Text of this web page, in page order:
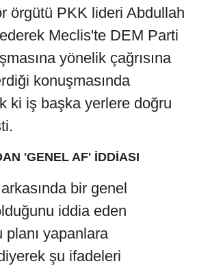
örgütü PKK lideri Abdullah
Meclis'te DEM Parti
yönelik çağrısına
konuşmasında
ki iş başka yerlere doğru
'GENEL AF' İDDİASI
bir genel
iddia eden
planı yapanlara
şu ifadeleri